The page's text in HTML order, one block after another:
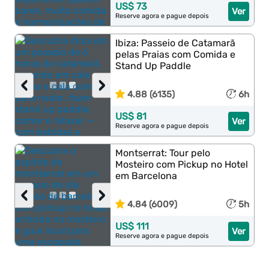
Ver
US$ 73
Reserve agora e pague depois
›
‹
Ibiza: Passeio de Catamarã
pelas Praias com Comida e
Stand Up Paddle
4.88 (6135) 6h
Ver
US$ 81
Reserve agora e pague depois
›
‹
Montserrat: Tour pelo
Mosteiro com Pickup no Hotel
em Barcelona
4.84 (6009) 5h
Ver
US$ 111
Reserve agora e pague depois